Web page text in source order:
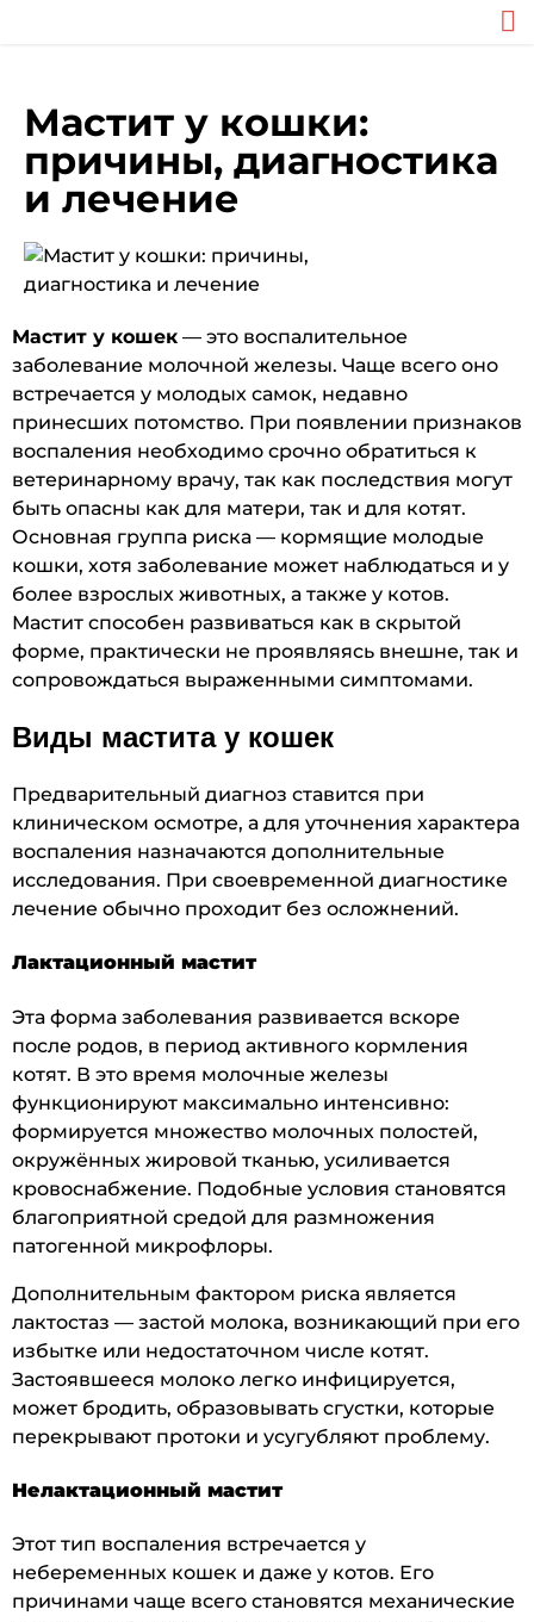
Мастит у кошки:
причины, диагностика
и лечение
Мастит у кошек — это воспалительное
заболевание молочной железы. Чаще всего оно
встречается у молодых самок, недавно
принесших потомство. При появлении признаков
воспаления необходимо срочно обратиться к
ветеринарному врачу, так как последствия могут
быть опасны как для матери, так и для котят.
Основная группа риска — кормящие молодые
кошки, хотя заболевание может наблюдаться и у
более взрослых животных, а также у котов.
Мастит способен развиваться как в скрытой
форме, практически не проявляясь внешне, так и
сопровождаться выраженными симптомами.
Виды мастита у кошек
Предварительный диагноз ставится при
клиническом осмотре, а для уточнения характера
воспаления назначаются дополнительные
исследования. При своевременной диагностике
лечение обычно проходит без осложнений.
Лактационный мастит
Эта форма заболевания развивается вскоре
после родов, в период активного кормления
котят. В это время молочные железы
функционируют максимально интенсивно:
формируется множество молочных полостей,
окружённых жировой тканью, усиливается
кровоснабжение. Подобные условия становятся
благоприятной средой для размножения
патогенной микрофлоры.
Дополнительным фактором риска является
лактостаз — застой молока, возникающий при его
избытке или недостаточном числе котят.
Застоявшееся молоко легко инфицируется,
может бродить, образовывать сгустки, которые
перекрывают протоки и усугубляют проблему.
Нелактационный мастит
Этот тип воспаления встречается у
небеременных кошек и даже у котов. Его
причинами чаще всего становятся механические